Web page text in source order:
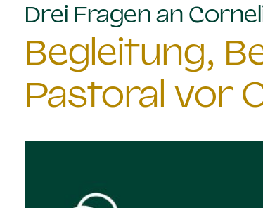
Drei Fragen an
Begleitung,
Pastoral vor